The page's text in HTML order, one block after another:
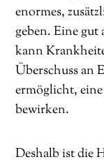
enormes,
geben. Eine
kann
Überschuss an
ermöglicht,
bewirken.
Deshalb ist die